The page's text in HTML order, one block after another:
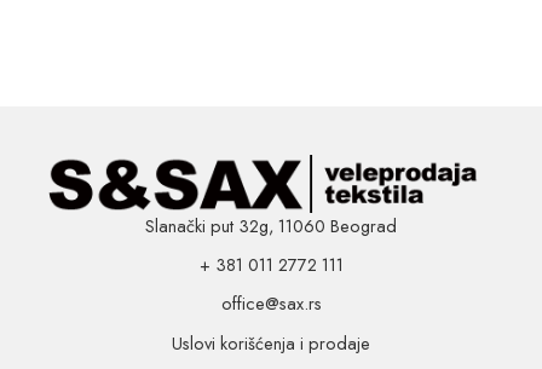
Slanački put 32g, 11060 Beograd
+ 381 011 2772 111
office@sax.rs
Uslovi korišćenja i prodaje